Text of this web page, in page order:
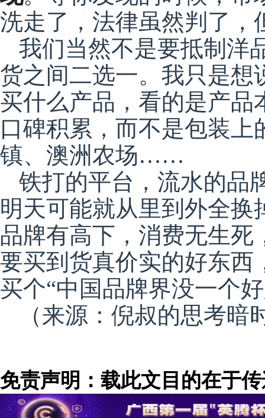
洗走了，法律虽然判了，
我们当然不是要抵制洋
货之间二选一。我只是想
买什么产品，看的是产品
口碑积累，而不是包装
镇、澳洲农场……
铁打的平台，流水的品
明天可能就从里到外全
品牌有高下，消费无生
要买到货真价实的好东西
买个“中国品牌界没一个
（来源：倪叔的思考暗
免责声明：载此文目的在于
场。